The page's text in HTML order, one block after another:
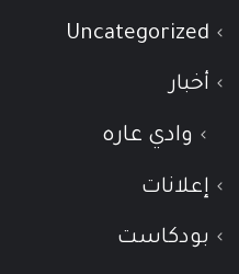
Uncategorized
أخبار
وادي عاره
إعلانات
بودكاست